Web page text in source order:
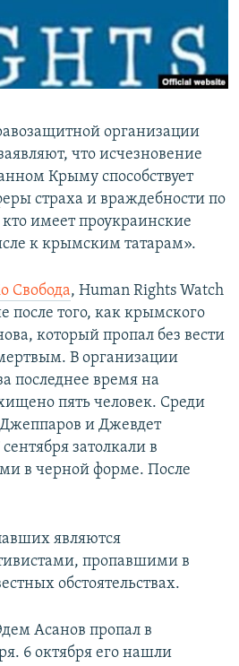
организации
что исчезновение
Крыму способствует
страха и враждебности по
имеет проукраинские
к крымским татарам».
Свобода, Human Rights Watch
после того, как крымского
который пропал без вести
В организации
последнее время на
пять человек. Среди
и Джевдет
затолкали в
в черной форме. После
являются
пропавшими в
обстоятельствах.
Асанов пропал в
6 октября его нашли